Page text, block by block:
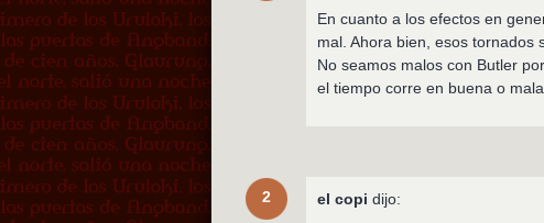
En cuanto a los efectos en
mal. Ahora bien, esos tornados
No seamos malos con Butler
el tiempo corre en buena o
2 el copi dijo: